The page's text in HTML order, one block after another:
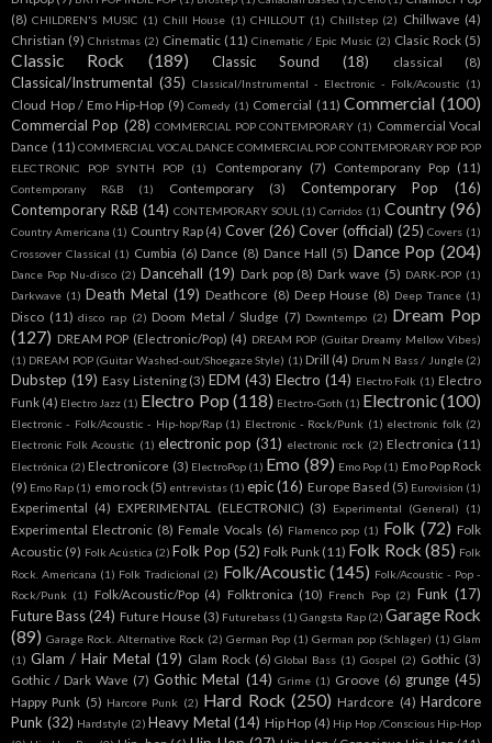
(8) CHILDREN'S MUSIC (1) Chill House (1) CHILLOUT (1) Chillstep (2) Chillwave (4)
Christian (9) Christmas (2) Cinematic (11) Cinematic / Epic Music (2) Clasic Rock (5)
Classic Rock (189) Classic Sound (18) classical (8)
Classical/Instrumental (35) Classical/Instrumental - Electronic - Folk/Acoustic (1)
Cloud Hop / Emo Hip-Hop (9) Comedy (1) Comercial (11) Commercial (100)
Commercial Pop (28) COMMERCIAL POP CONTEMPORARY (1) Commercial Vocal
Dance (11) COMMERCIAL VOCAL DANCE COMMERCIAL POP CONTEMPORARY POP POP
ELECTRONIC POP SYNTH POP
(1) Contemporany (7) Contemporany Pop (11)
Contemporany R&B (1) Contemporary (3) Contemporary Pop
(16)
Contemporary R&B (14) CONTEMPORARY SOUL (1) Corridos (1) Country (96)
Country Americana (1) Country Rap (4) Cover (26) Cover (official) (25) Covers (1)
Crossover Classical (1) Cumbia (6) Dance (8) Dance Hall (5) Dance Pop (204)
Dance Pop Nu-disco (2) Dancehall (19) Dark pop (8) Dark wave (5) DARK-POP (1)
Darkwave (1) Death Metal (19) Deathcore (8) Deep House (8) Deep Trance (1)
Disco (11) disco rap (2) Doom Metal / Sludge (7) Downtempo (2) Dream Pop
(127) DREAM POP (Electronic/Pop) (4) DREAM POP (Guitar Dreamy Mellow Vibes)
(1) DREAM POP (Guitar Washed-out/Shoegaze Style) (1) Drill (4) Drum N Bass / Jungle (2)
Dubstep (19) Easy Listening (3) EDM (43) Electro (14) Electro Folk (1) Electro
Funk (4) Electro Jazz (1) Electro Pop (118) Electro-Goth (1) Electronic(100)
Electronic - Folk/Acoustic - Hip-hop/Rap (1) Electronic - Rock/Punk (1) electronic folk (2)
Electronic Folk Acoustic (1) electronic pop (31) electronic rock (2) Electronica (11)
Electrónica (2) Electronicore (3) ElectroPop (1) Emo (89) Emo Pop (1) Emo Pop Rock
(9) Emo Rap (1) emo rock (5) entrevistas (1) epic (16) Europe Based (5) Eurovision (1)
Experimental (4) EXPERIMENTAL (ELECTRONIC) (3) Experimental (General) (1)
Experimental Electronic (8) Female Vocals (6) Flamenco pop (1) Folk (72) Folk
Acoustic (9) Folk Acústica (2) Folk Pop (52) Folk Punk (11) Folk Rock (85) Folk
Rock. Americana (1) Folk Tradicional (2) Folk/Acoustic (145) Folk/Acoustic - Pop -
Rock/Punk (1) Folk/Acoustic/Pop (4) Folktronica (10) French Pop (2) Funk (17)
Future Bass (24) Future House (3) Futurebass (1) Gangsta Rap (2) Garage Rock
(89) Garage Rock. Alternative Rock (2) German Pop (1) German pop (Schlager) (1) Glam
(1) Glam / Hair Metal (19) Glam Rock (6) Global Bass (1) Gospel (2) Gothic (3)
Gothic / Dark Wave (7) Gothic Metal (14) Grime (1) Groove (6) grunge (45)
Happy Punk (5) Harcore Punk (2) Hard Rock (250) Hardcore (4) Hardcore
Punk (32) Hardstyle (2) Heavy Metal (14) Hip Hop (4) Hip Hop /Conscious Hip-Hop